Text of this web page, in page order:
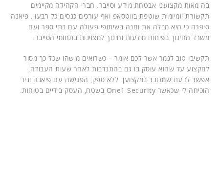
בה מאות מקצועני אבטחת מידע וסייבר. חברי הקהילה מקיימים
תקשורת יומיומית שוטפת בווטסאפ ואף עורכים כנסים כל רבעון. פיאנה
סיפרה כי היא מבלה את זמנה בשיתופי פעולה עם בתי ספר ועם
משרד החינוך בפיתוח מודעות וחינוך למצוינות בתחומי הסייבר.
תקשיבו טוב לנמר אשר לכם אומר – כשרואים מישהו שכל כך מסור
למקצוע עד שהוא עוסק בו גם בהתנדבות לאחר שעות העבודה,
אפשר לדעת שמדובר במקצוען. ללא ספק, הפגישה עם פיאנה וניר
הוכיחה לי שכאשר One1 Security בשטח, העסק בידיים בטוחות.